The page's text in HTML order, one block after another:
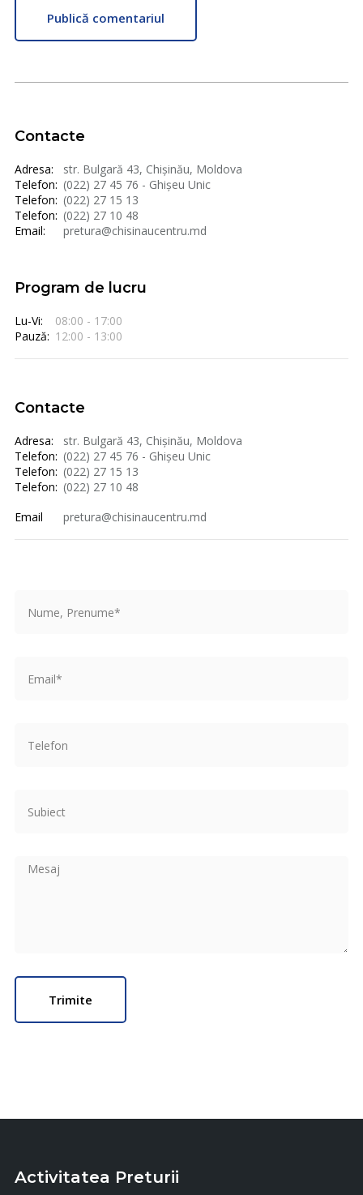
Publică comentariul
Contacte
Adresa:
str. Bulgară 43, Chișinău, Moldova
Telefon: (022) 27 45 76 - Ghișeu Unic
Telefon: (022) 27 15 13
Telefon: (022) 27 10 48
Email:
pretura@chisinaucentru.md
Program de lucru
Lu-Vi:
08:00 - 17:00
Pauză: 12:00 - 13:00
Contacte
Adresa:
str. Bulgară 43, Chișinău, Moldova
Telefon: (022) 27 45 76 - Ghișeu Unic
Telefon: (022) 27 15 13
Telefon: (022) 27 10 48
Email
pretura@chisinaucentru.md
Activitatea Preturii